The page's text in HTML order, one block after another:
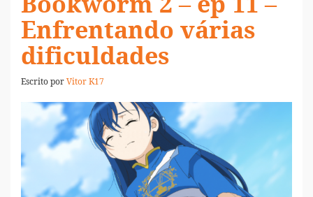
Enfrentando várias
dificuldades
Escrito porVitor K17